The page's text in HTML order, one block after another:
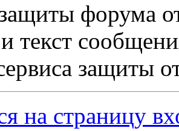
форума
текст
защиты
на страницу